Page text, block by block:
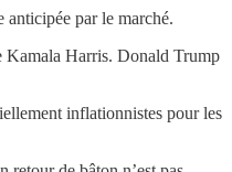
anticipée par le marché.
Kamala Harris. Donald Trump
inflationnistes pour les